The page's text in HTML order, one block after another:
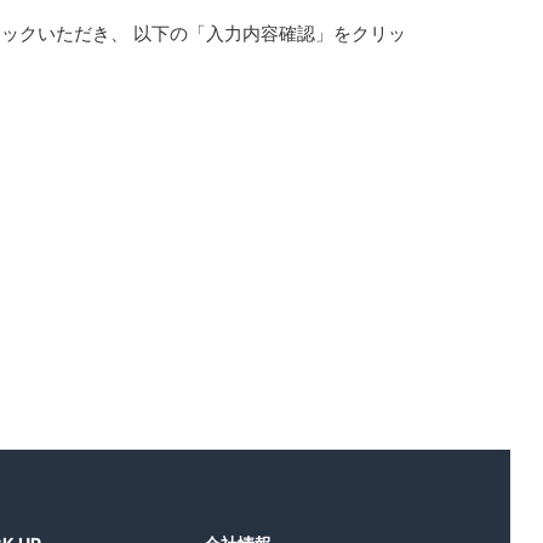
クいただき、 以下の「入力内容確認」をクリッ